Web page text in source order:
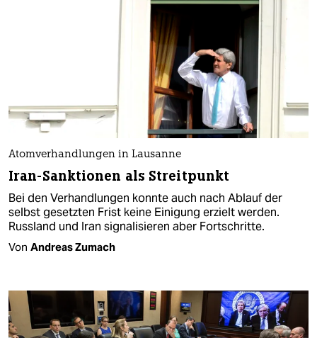
Atomverhandlungen in Lausanne
Iran-Sanktionen als Streitpunkt
Bei den Verhandlungen konnte auch nach Ablauf der
selbst gesetzten Frist keine Einigung erzielt werden.
Russland und Iran signalisieren aber Fortschritte.
Von Andreas Zumach